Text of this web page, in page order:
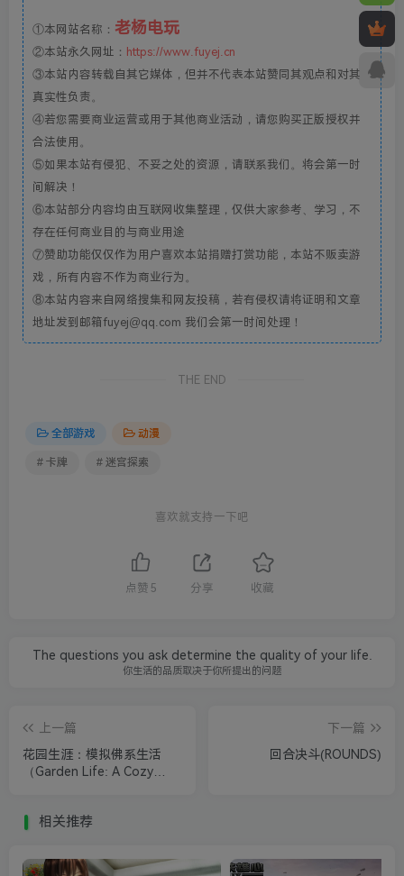
①本网站名称： 老杨电玩
②本站永久网址： https://www.fuyej.cn
③本站内容转载自其它媒体，但并不代表本站赞同其观点和对其
真实性负责。
④若您需要商业运营或用于其他商业活动，请您购买正版授权并
合法使用。
⑤如果本站有侵犯、不妥之处的资源，请联系我们。将会第一时
间解决！
⑥本站部分内容均由互联网收集整理，仅供大家参考、学习，不
存在任何商业目的与商业用途
⑦赞助功能仅仅作为用户喜欢本站捐赠打赏功能，本站不贩卖游
戏，所有内容不作为商业行为。
⑧本站内容来自网络搜集和网友投稿，若有侵权请将证明和文章
地址发到邮箱fuyej@qq.com 我们会第一时间处理！
THE END
全部游戏 动漫
# 卡牌 # 迷宫探索
喜欢就支持一下吧
点赞 5 分享 收藏
The questions you ask determine the quality of your life.
你生活的品质取决于你所提出的问题
上一篇
花园生涯：模拟佛系生活
（Garden Life: A Cozy
下一篇
回合决斗(ROUNDS)
相关推荐